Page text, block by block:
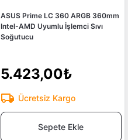
ASUS Prime LC 360 ARGB 360mm
Intel-AMD Uyumlu İşlemci Sıvı
Soğutucu
5.423,00₺
Ücretsiz Kargo
Sepete Ekle